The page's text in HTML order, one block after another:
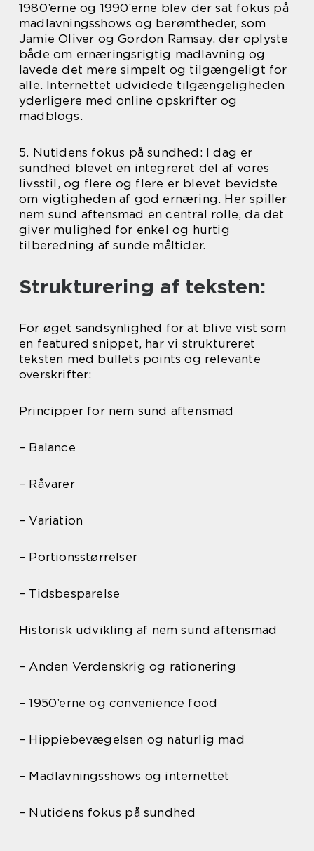
1980’erne og 1990’erne blev der sat fokus på
madlavningsshows og berømtheder, som
Jamie Oliver og Gordon Ramsay, der oplyste
både om ernæringsrigtig madlavning og
lavede det mere simpelt og tilgængeligt for
alle. Internettet udvidede tilgængeligheden
yderligere med online opskrifter og
madblogs.
5. Nutidens fokus på sundhed: I dag er
sundhed blevet en integreret del af vores
livsstil, og flere og flere er blevet bevidste
om vigtigheden af god ernæring. Her spiller
nem sund aftensmad en central rolle, da det
giver mulighed for enkel og hurtig
tilberedning af sunde måltider.
Strukturering af teksten:
For øget sandsynlighed for at blive vist som
en featured snippet, har vi struktureret
teksten med bullets points og relevante
overskrifter:
Principper for nem sund aftensmad
– Balance
– Råvarer
– Variation
– Portionsstørrelser
– Tidsbesparelse
Historisk udvikling af nem sund aftensmad
– Anden Verdenskrig og rationering
– 1950’erne og convenience food
– Hippiebevægelsen og naturlig mad
– Madlavningsshows og internettet
– Nutidens fokus på sundhed